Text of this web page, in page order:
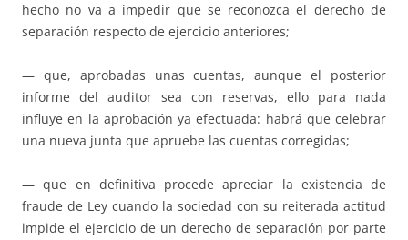
hecho no va a impedir que se reconozca el derecho de
separación respecto de ejercicio anteriores;
— que, aprobadas unas cuentas, aunque el posterior
informe del auditor sea con reservas, ello para nada
influye en la aprobación ya efectuada: habrá que celebrar
una nueva junta que apruebe las cuentas corregidas;
— que en definitiva procede apreciar la existencia de
fraude de Ley cuando la sociedad con su reiterada actitud
impide el ejercicio de un derecho de separación por parte